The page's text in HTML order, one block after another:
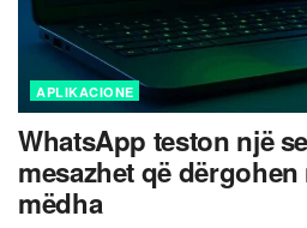
APLIKACIONE
WhatsApp teston një
mesazhet që
mëdha